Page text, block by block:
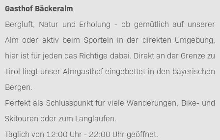
Gasthof Bäckeralm
Bergluft, Natur und Erholung - ob gemütlich auf unserer
Alm oder aktiv beim Sporteln in der direkten Umgebung,
hier ist für jeden das Richtige dabei. Direkt an der Grenze zu
Tirol liegt unser Almgasthof eingebettet in den bayerischen
Bergen.
Perfekt als Schlusspunkt für viele Wanderungen, Bike- und
Skitouren oder zum Langlaufen.
Täglich von 12:00 Uhr - 22:00 Uhr geöffnet.